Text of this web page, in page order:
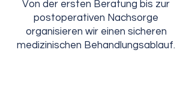
Von der ersten Beratung bis zur
postoperativen Nachsorge
organisieren wir einen sicheren
medizinischen Behandlungsablauf.